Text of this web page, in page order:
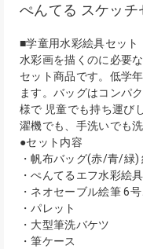
ぺんてる スケッチ
■学童用水彩絵具セット
水彩画を描くのに必要
セット商品です。低学
ます。バッグはコンパ
様で 児童でも持ち運び
濯機でも、手洗いでも洗
●セット内容
・帆布バッグ(赤/青/緑
・ぺんてるエフ水彩絵
・ネオセーブル絵筆 6
・パレット
・大型筆洗バケツ
・筆ケース